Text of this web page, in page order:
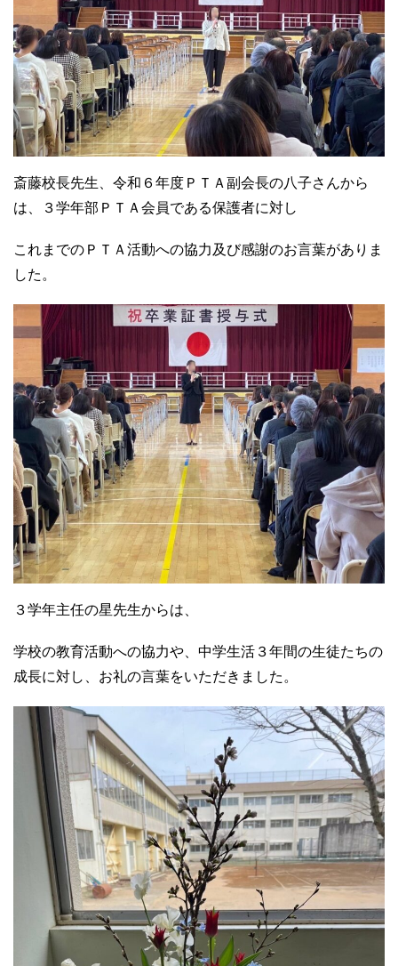
斎藤校長先生、令和６年度ＰＴＡ副会長の八子さんから
は、３学年部ＰＴＡ会員である保護者に対し
これまでのＰＴＡ活動への協力及び感謝のお言葉がありま
した。
３学年主任の星先生からは、
学校の教育活動への協力や、中学生活３年間の生徒たちの
成長に対し、お礼の言葉をいただきました。